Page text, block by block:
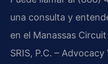
una consulta y
en el Manassas
SRIS, P.C. –